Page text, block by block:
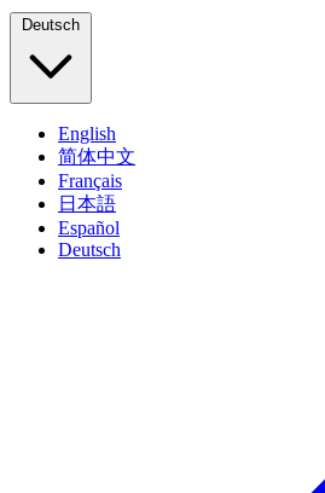
Deutsch
English
简体中文
Français
日本語
Español
Deutsch